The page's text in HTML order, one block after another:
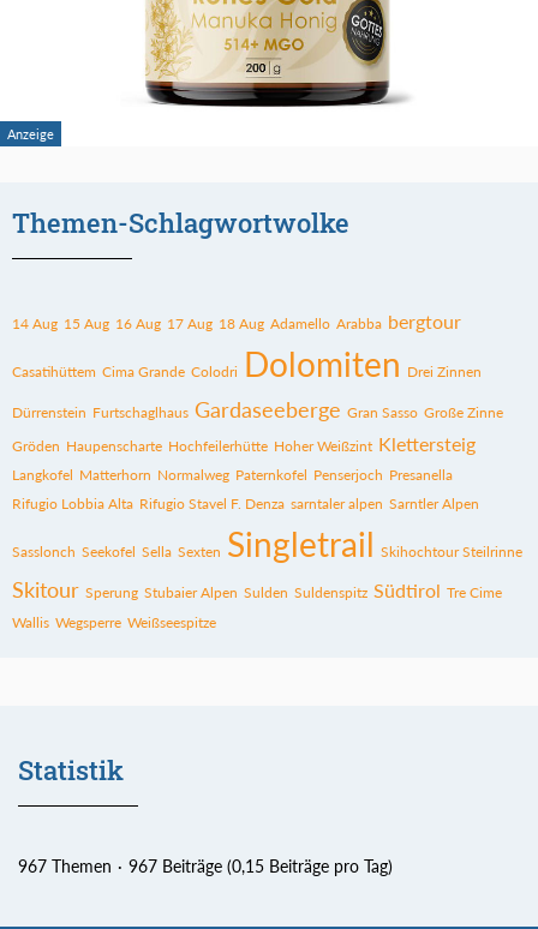
Themen-Schlagwortwolke
14 Aug 15 Aug 16 Aug 17 Aug 18 Aug Adamello Arabba bergtour
Casatihüttem Cima Grande Colodri Dolomiten Drei Zinnen
Dürrenstein Furtschaglhaus Gardaseeberge Gran Sasso Große Zinne
Gröden Haupenscharte Hochfeilerhütte Hoher Weißzint Klettersteig
Langkofel Matterhorn Normalweg Paternkofel Penserjoch Presanella
Rifugio Lobbia Alta Rifugio Stavel F. Denza sarntaler alpen Sarntler Alpen
Sasslonch Seekofel Sella Sexten Singletrail Skihochtour Steilrinne
Skitour Sperung Stubaier Alpen Sulden Suldenspitz Südtirol Tre Cime
Wallis Wegsperre Weißseespitze
Statistik
967 Themen 967 Beiträge (0,15 Beiträge pro Tag)